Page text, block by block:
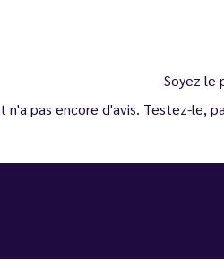
Soyez le
n'a pas encore d'avis. Testez-le,